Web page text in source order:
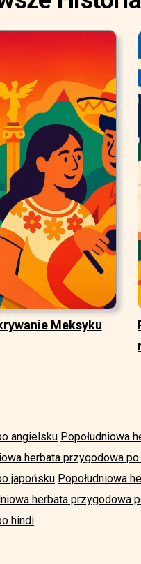
Meksyku
angielsku Popołudniowa
herbata przygodowa
japońsku Popołudniowa
herbata przygodowa
hindi